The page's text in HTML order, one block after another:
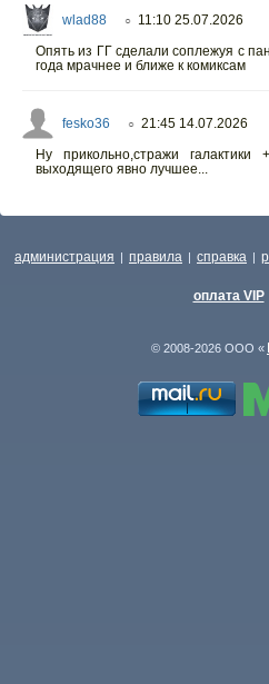
wlad88 ○ 11:10 25.07.2026
Опять из ГГ сделали соплежуя с
года мрачнее и ближе к комиксам
fesko36 ○ 21:45 14.07.2026
Ну прикольно,стражи
выходящего явно лучшее...
администрация | правила | справка |
оплата VIP
© 2008-2026 ООО «